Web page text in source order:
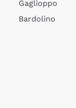
Gaglioppo
Bardolino